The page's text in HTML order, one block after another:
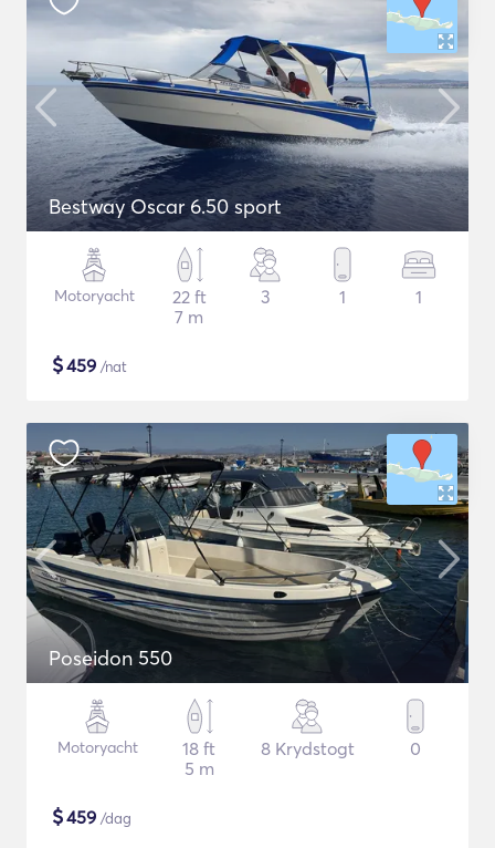
Bestway Oscar 6.50 sport
Motoryacht
22 ft
7 m
3 1 1
$459 /nat
Poseidon 550
Motoryacht
18 ft
5 m
8 Krydstogt 0
$459 /dag